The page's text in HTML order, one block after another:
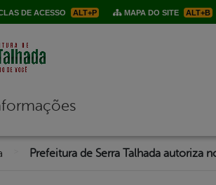
DE ACESSO ALT+P MAPA DO SITE ALT+B
navegação